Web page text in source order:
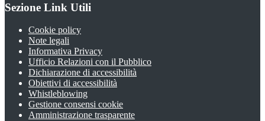
Sezione Link Utili
Cookie policy
Note legali
Informativa Privacy
Ufficio Relazioni con il Pubblico
Dichiarazione di accessibilità
Obiettivi di accessibilità
Whistleblowing
Gestione consensi cookie
Amministrazione trasparente